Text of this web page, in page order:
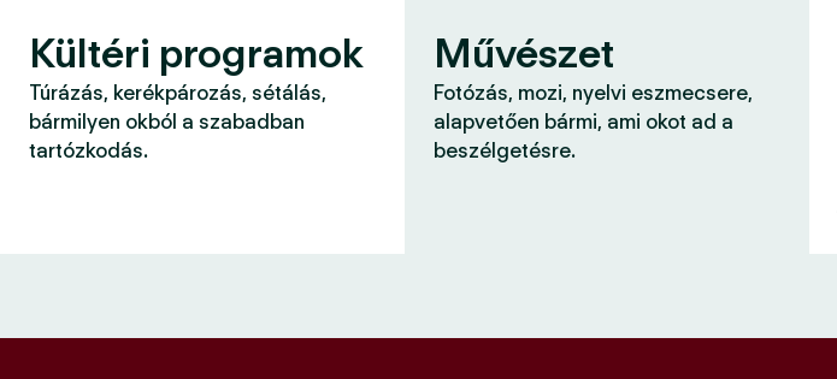
Kültéri programok
Túrázás, kerékpározás, sétálás,
bármilyen okból a szabadban
tartózkodás.
Művészet
Fotózás, mozi, nyelvi eszmecsere,
alapvetően bármi, ami okot ad a
beszélgetésre.